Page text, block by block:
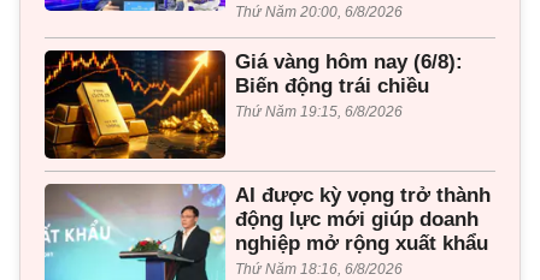
Thứ Năm 20:00, 6/8/2026
Giá vàng hôm nay (6/8):
Biến động trái chiều
Thứ Năm 19:15, 6/8/2026
AI được kỳ vọng trở thành
động lực mới giúp doanh
nghiệp mở rộng xuất khẩu
Thứ Năm 18:16, 6/8/2026